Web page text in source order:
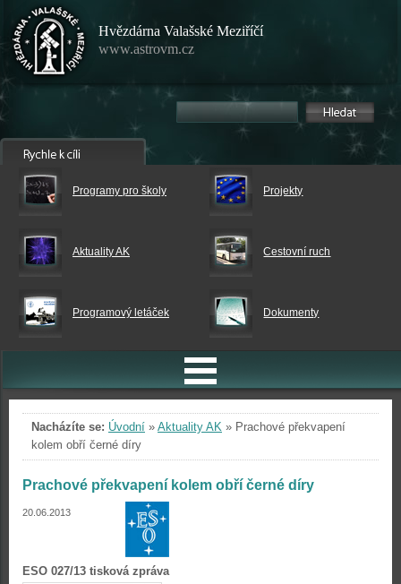
Hvězdárna Valašské Meziříčí
www.astrovm.cz
Programy pro školy Projekty
Aktuality AK Cestovní ruch
Programový letáček Dokumenty
Nacházíte se: Úvodní » Aktuality AK » Prachové překvapení
kolem obří černé díry
Prachové překvapení kolem obří černé díry
20.06.2013
ESO 027/13 tisková zpráva